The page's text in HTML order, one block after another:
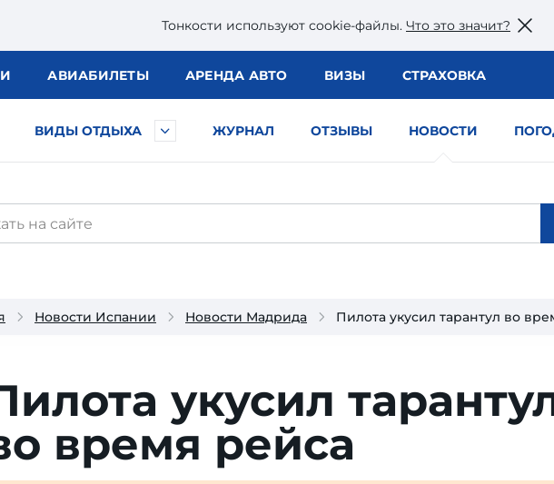
Тонкости используют сookie-файлы. Что это значит?
АВИАБИЛЕТЫ АРЕНДА АВТО ВИЗЫ СТРАХОВКА
ВИДЫ ОТДЫХА ЖУРНАЛ ОТЗЫВЫ НОВОСТИ
Новости Испании Новости Мадрида Пилота укусил тарантул во
укусил
вре­мя рейса